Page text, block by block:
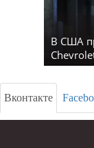
В США
Вконтакте